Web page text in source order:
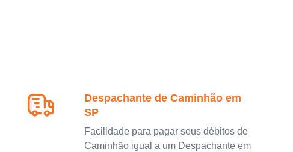
Despachante de Caminhão em
SP
Facilidade para pagar seus débitos de
Caminhão igual a um Despachante em